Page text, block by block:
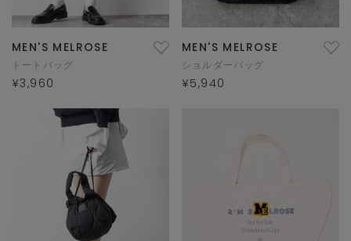
MEN'S MELROSE
トートバッグ
¥3,960
MEN'S MELROSE
ショルダーバッグ
¥5,940